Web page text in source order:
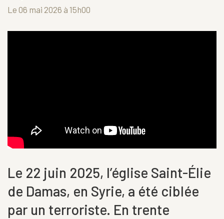
Le 06 mai 2026 à 15h00
Le 22 juin 2025, l’église Saint-Élie
de Damas, en Syrie, a été ciblée
par un terroriste. En trente